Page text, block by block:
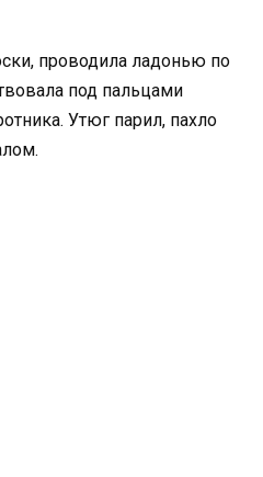
проводила ладонью по
под пальцами
Утюг парил, пахло